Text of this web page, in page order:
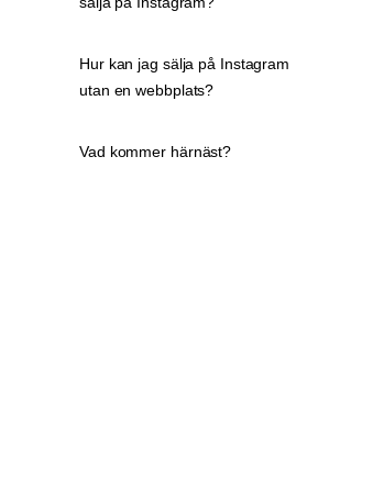
Hur kan jag sälja på Instagram
utan en webbplats?
Vad kommer härnäst?